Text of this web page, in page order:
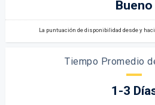
Bueno
La puntuación de disponibilidad desde y
Tiempo Promedio
1-3